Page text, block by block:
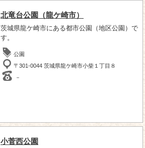
北竜台公園（龍ケ崎市）
茨城県龍ケ崎市にある都市公園（地区公園）で
す。
公園
〒301-0044 茨城県龍ケ崎市小柴１丁目８
－
小菅西公園